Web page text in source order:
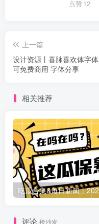
点赞12
上一篇
设计资源丨喜脉喜欢体字体
可免费商用 字体分享
相关推荐
评论 抢沙发